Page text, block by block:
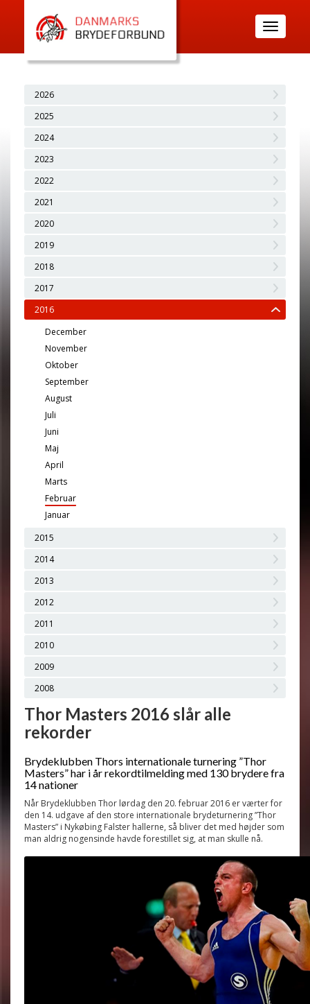
Toggle
navigation
2026
2025
2024
2023
2022
2021
2020
2019
2018
2017
2016
December
November
Oktober
September
August
Juli
Juni
Maj
April
Marts
Februar
Januar
2015
2014
2013
2012
2011
2010
2009
2008
Thor Masters 2016 slår alle
rekorder
Brydeklubben Thors internationale turnering ”Thor
Masters” har i år rekordtilmelding med 130 brydere fra
14 nationer
Når Brydeklubben Thor lørdag den 20. februar 2016 er værter for
den 14. udgave af den store internationale brydeturnering ”Thor
Masters” i Nykøbing Falster hallerne, så bliver det med højder som
man aldrig nogensinde havde forestillet sig, at man skulle nå.